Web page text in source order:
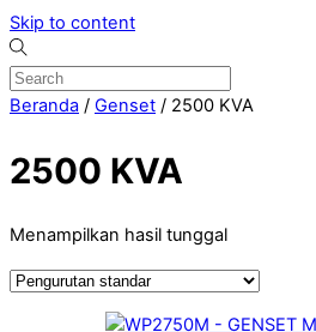
Skip to content
Beranda / Genset / 2500 KVA
2500 KVA
Menampilkan hasil tunggal